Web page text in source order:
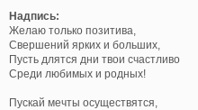
Надпись:
Желаю только позитива,
Свершений ярких и больших,
Пусть длятся дни твои счастливо
Среди любимых и родных!
Пускай мечты осуществятся,